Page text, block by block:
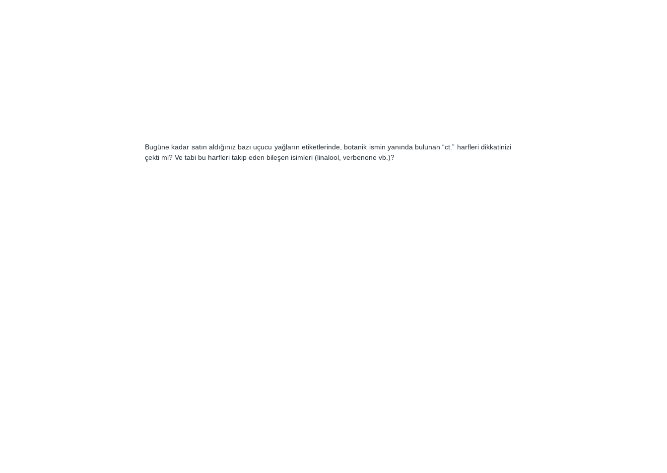
Bugüne kadar satın aldığınız bazı uçucu yağların etiketlerinde, botanik ismin yanında bulunan “ct.” harfleri dikkatinizi
çekti mi? Ve tabi bu harfleri takip eden bileşen isimleri (linalool, verbenone vb.)?